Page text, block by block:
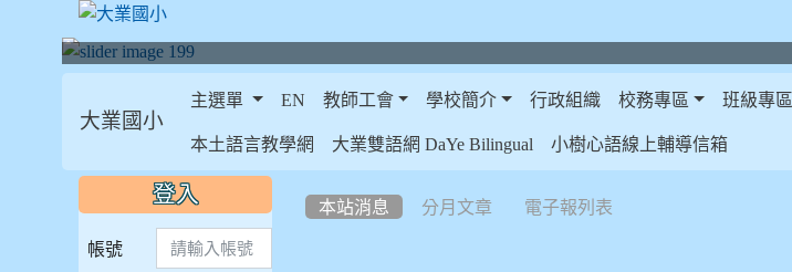
大業國小
主選單 EN 教師工會 學校簡介 行政組織 校務專區 班級專區
本土語言教學網 大業雙語網 DaYe Bilingual 小樹心語線上輔導信箱
本站消息 分月文章 電子報列表
::: 登入
帳號